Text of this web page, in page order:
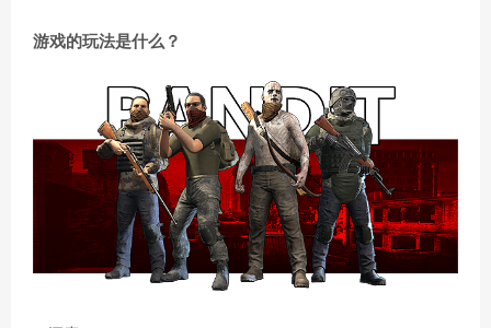
游戏的玩法是什么？